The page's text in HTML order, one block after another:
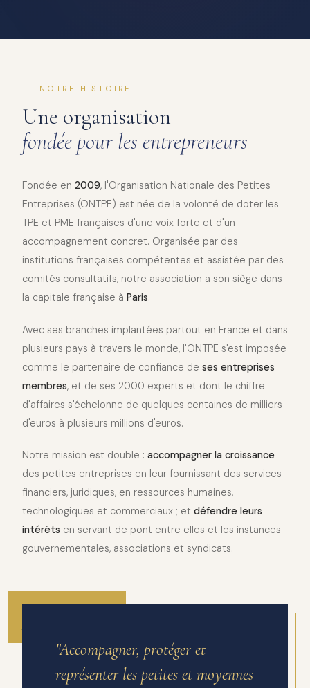
NOTRE HISTOIRE
Une organisation
fondée pour les entrepreneurs
Fondée en 2009, l'Organisation Nationale des Petites
Entreprises (ONTPE) est née de la volonté de doter les
TPE et PME françaises d'une voix forte et d'un
accompagnement concret. Organisée par des
institutions françaises compétentes et assistée par des
comités consultatifs, notre association a son siège dans
la capitale française à Paris.
Avec ses branches implantées partout en France et dans
plusieurs pays à travers le monde, l'ONTPE s'est imposée
comme le partenaire de confiance de ses entreprises
membres, et de ses 2000 experts et dont le chiffre
d'affaires s'échelonne de quelques centaines de milliers
d'euros à plusieurs millions d'euros.
Notre mission est double : accompagner la croissance
des petites entreprises en leur fournissant des services
financiers, juridiques, en ressources humaines,
technologiques et commerciaux ; et défendre leurs
intérêts en servant de pont entre elles et les instances
gouvernementales, associations et syndicats.
2010
ANNÉE DE FONDATION
"Accompagner, protéger et
représenter les petites et moyennes